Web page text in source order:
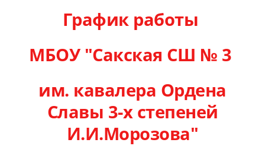
График работы
МБОУ "Сакская СШ № 3
им. кавалера Ордена
Славы 3-х степеней
И.И.Морозова"